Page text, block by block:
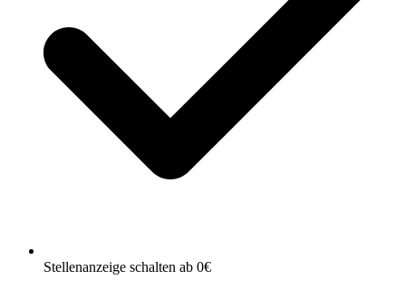
Stellenanzeige schalten ab 0€